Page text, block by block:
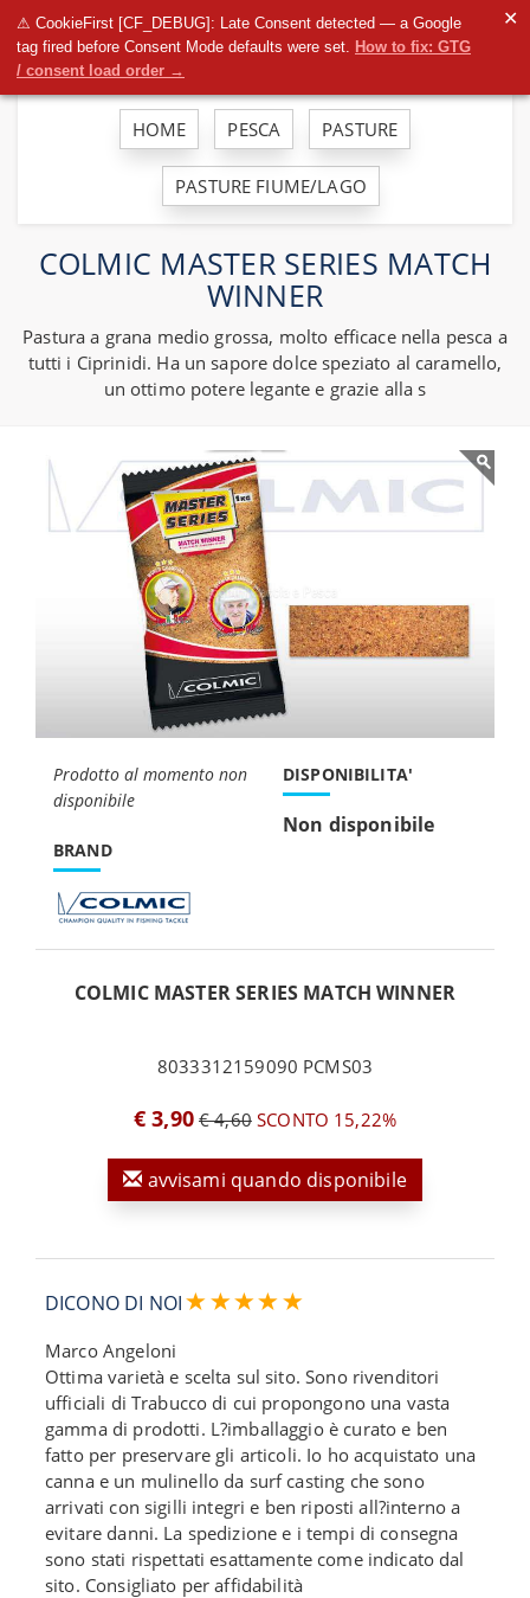
⚠ CookieFirst [CF_DEBUG]: Late Consent detected — a Google
tag fired before Consent Mode defaults were set. How to fix: GTG
/ consent load order →
✕
HOME PESCA PASTURE
PASTURE FIUME/LAGO
COLMIC MASTER SERIES MATCH
WINNER
Pastura a grana medio grossa, molto efficace nella pesca a
tutti i Ciprinidi. Ha un sapore dolce speziato al caramello,
un ottimo potere legante e grazie alla s
Prodotto al momento non
disponibile
BRAND
DISPONIBILITA'
Non disponibile
COLMIC MASTER SERIES MATCH WINNER
8033312159090 PCMS03
€ 3,90 € 4,60SCONTO 15,22%
avvisami quando disponibile
DICONO DI NOI
Marco Angeloni
Ottima varietà e scelta sul sito. Sono rivenditori
ufficiali di Trabucco di cui propongono una vasta
gamma di prodotti. L?imballaggio è curato e ben
fatto per preservare gli articoli. Io ho acquistato una
canna e un mulinello da surf casting che sono
arrivati con sigilli integri e ben riposti all?interno a
evitare danni. La spedizione e i tempi di consegna
sono stati rispettati esattamente come indicato dal
sito. Consigliato per affidabilità